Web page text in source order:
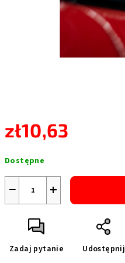
zł10,63
jednostkowa:
Dostępne
+
−
Zadaj pytanie Udostępnij